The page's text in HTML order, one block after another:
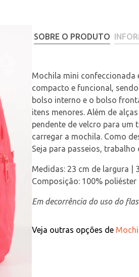
SOBRE O PRODUTO
Mochila mini confeccionada
compacto e funcional,
bolso interno e o bolso
itens menores. Além de
pendente de velcro para um
carregar a mochila. Como
Seja para passeios,
Medidas: 23 cm de largura |
Composição: 100% poliéster
Em decorrência do uso do
Veja outras opções de